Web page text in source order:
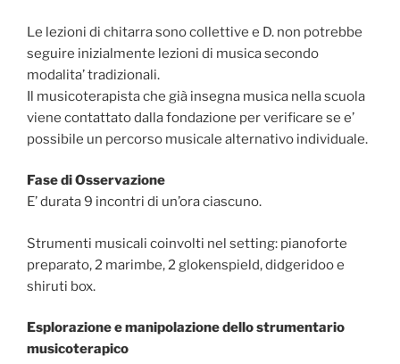
Le lezioni di chitarra sono collettive e D. non potrebbe
seguire inizialmente lezioni di musica secondo
modalita’ tradizionali.
Il musicoterapista che già insegna musica nella scuola
viene contattato dalla fondazione per verificare se e’
possibile un percorso musicale alternativo individuale.
Fase di Osservazione
E’ durata 9 incontri di un’ora ciascuno.
Strumenti musicali coinvolti nel setting: pianoforte
preparato, 2 marimbe, 2 glokenspield, didgeridoo e
shiruti box.
Esplorazione e manipolazione dello strumentario
musicoterapico